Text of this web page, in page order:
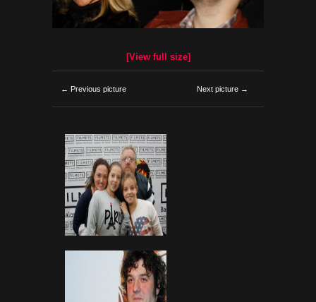
[View full size]
← Previous picture Next picture →